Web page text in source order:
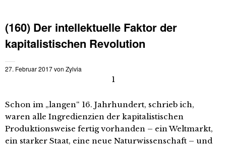
(160) Der intellektuelle Faktor der
kapitalistischen Revolution
27. Februar 2017von Zylvia
1
Schon im „langen“ 16. Jahrhundert, schrieb ich,
waren alle Ingredienzien der kapitalistischen
Produktionsweise fertig vorhanden – ein Weltmarkt,
ein starker Staat, eine neue Naturwissenschaft – und